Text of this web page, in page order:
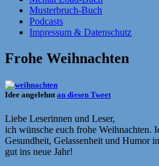
Musterbruch-Buch
Podcasts
Impressum & Datenschutz
Frohe Weihnachten
Idee angelehntan diesen Tweet
Liebe Leserinnen und Leser,
ich wünsche euch frohe Weihnachten.
Gesundheit, Gelassenheit und Humor
gut ins neue Jahr!